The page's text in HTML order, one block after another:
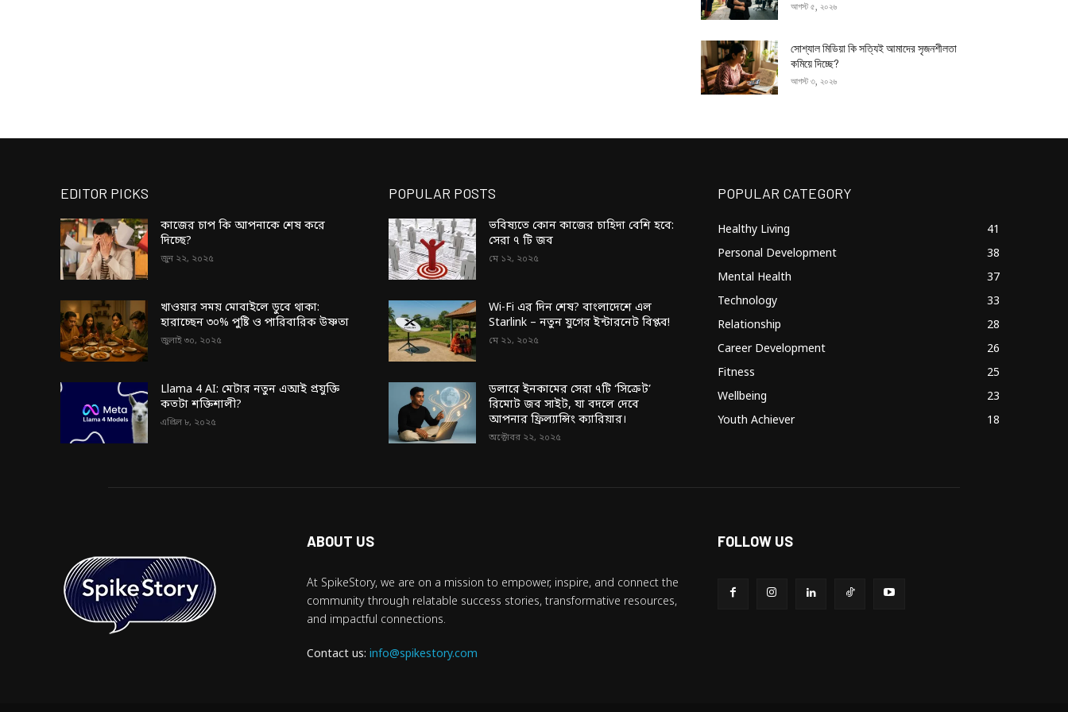
আগস্ট ৫, ২০২৬
সোশ্যাল মিডিয়া কি সত্যিই আমাদের সৃজনশীলতা
কমিয়ে দিচ্ছে?
আগস্ট ৩, ২০২৬
EDITOR PICKS
কাজের চাপ কি আপনাকে শেষ করে
দিচ্ছে?
জুন ২২, ২০২৫
খাওয়ার সময় মোবাইলে ডুবে থাকা:
হারাচ্ছেন ৩০% পুষ্টি ও পারিবারিক উষ্ণতা
জুলাই ৩০, ২০২৫
Llama 4 AI: মেটার নতুন এআই প্রযুক্তি
কতটা শক্তিশালী?
এপ্রিল ৮, ২০২৫
POPULAR POSTS
ভবিষ্যতে কোন কাজের চাহিদা বেশি হবে:
সেরা ৭ টি জব
মে ১২, ২০২৫
Wi-Fi এর দিন শেষ? বাংলাদেশে এল
Starlink – নতুন যুগের ইন্টারনেট বিপ্লব!
মে ২১, ২০২৫
ডলারে ইনকামের সেরা ৭টি ‘সিক্রেট’
রিমোট জব সাইট, যা বদলে দেবে
আপনার ফ্রিল্যান্সিং ক্যারিয়ার।
অক্টোবর ২২, ২০২৫
POPULAR CATEGORY
Healthy Living
41
Personal Development
38
Mental Health
37
Technology
33
Relationship
28
Career Development
26
Fitness
25
Wellbeing
23
Youth Achiever
18
ABOUT US
At SpikeStory, we are on a mission to empower, inspire, and connect the
community through relatable success stories, transformative resources,
and impactful connections.
Contact us: info@spikestory.com
FOLLOW US